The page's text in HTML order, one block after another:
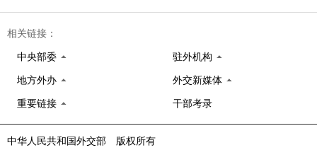
相关链接：
中央部委 驻外机构
地方外办 外交新媒体
重要链接 干部考录
中华人民共和国外交部 版权所有